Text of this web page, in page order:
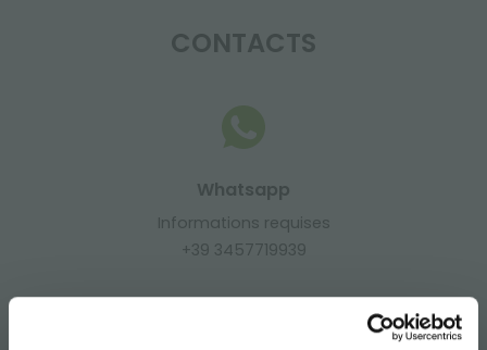
CONTACTS
Whatsapp
Informations requises
+39 3457719939